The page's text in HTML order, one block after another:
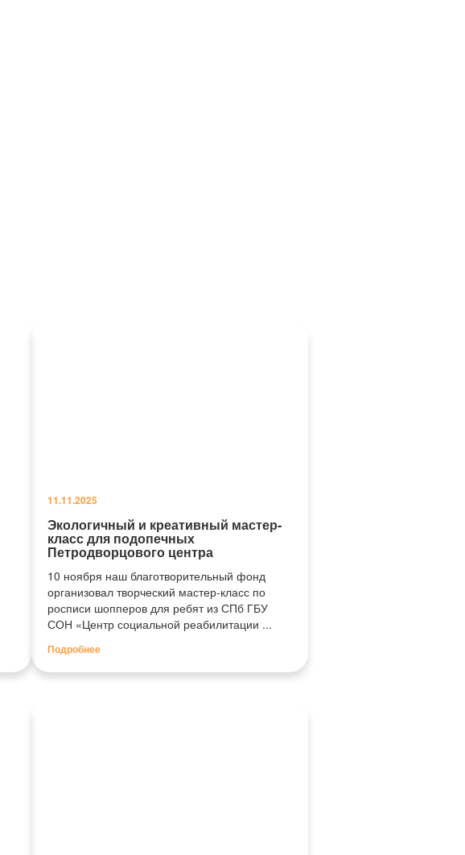
11.11.2025
Экологичный и креативный мастер-
класс для подопечных
Петродворцового центра
10 ноября наш благотворительный фонд
организовал творческий мастер-класс по
росписи шопперов для ребят из СПб ГБУ
СОН «Центр социальной реабилитации ...
Подробнее